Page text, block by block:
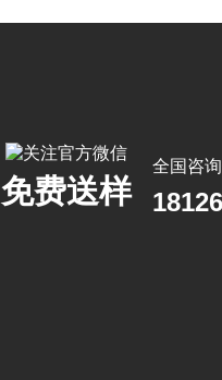
全国咨
免费送样